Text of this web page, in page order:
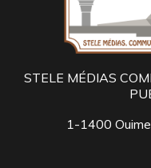
STELE MÉDIAS
1-1400